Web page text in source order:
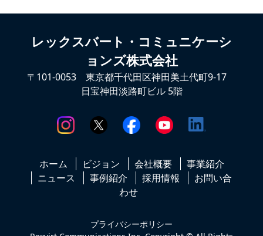
レックスバート・コミュニケーシ
ョンズ株式会社
〒101-0053 東京都千代田区神田美土代町9-17
日宝神田淡路町ビル 5階
ホーム ビジョン 会社概要
事業紹介
ニュース
事例紹介 採用情報
お問い合
わせ
プライバシーポリシー